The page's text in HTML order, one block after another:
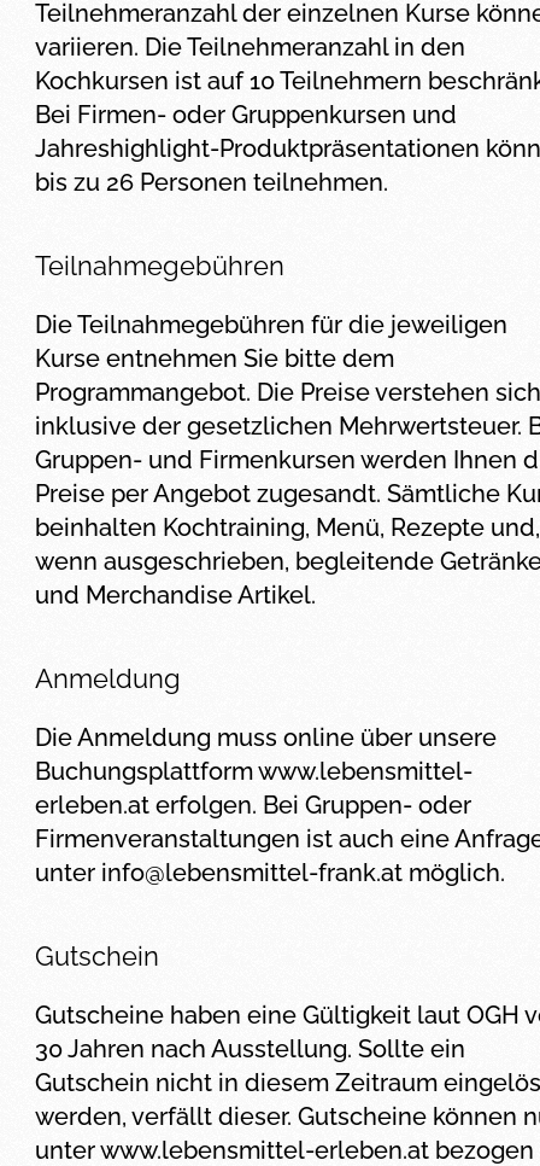
Teilnehmeranzahl der einzelnen Kurse
variieren. Die Teilnehmeranzahl in den
Kochkursen ist auf 10 Teilnehmern
Bei Firmen- oder Gruppenkursen und
Jahreshighlight-Produktpräsentationen
bis zu 26 Personen teilnehmen.
Teilnahmegebühren
Die Teilnahmegebühren für die jeweiligen
Kurse entnehmen Sie bitte dem
Programmangebot. Die Preise verstehen sich
inklusive der gesetzlichen Mehrwertsteuer.
Gruppen- und Firmenkursen werden Ihnen
Preise per Angebot zugesandt. Sämtliche
beinhalten Kochtraining, Menü, Rezepte und,
wenn ausgeschrieben, begleitende
und Merchandise Artikel.
Anmeldung
Die Anmeldung muss online über unsere
Buchungsplattform www.lebensmittel-
erleben.at erfolgen. Bei Gruppen- oder
Firmenveranstaltungen ist auch eine
unter info@lebensmittel-frank.atmöglich.
Gutschein
Gutscheine haben eine Gültigkeit laut OGH
30 Jahren nach Ausstellung. Sollte ein
Gutschein nicht in diesem Zeitraum
werden, verfällt dieser. Gutscheine können
unter www.lebensmittel-erleben.at bezogen